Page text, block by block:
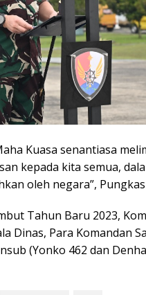
Kuasa senantiasa
kepada kita semua,
oleh negara”, Pungkas
Tahun Baru 2023,
Dinas, Para Komandan
(Yonko 462 dan